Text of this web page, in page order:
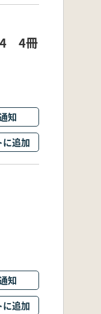
4 4冊
知
に追加
知
に追加